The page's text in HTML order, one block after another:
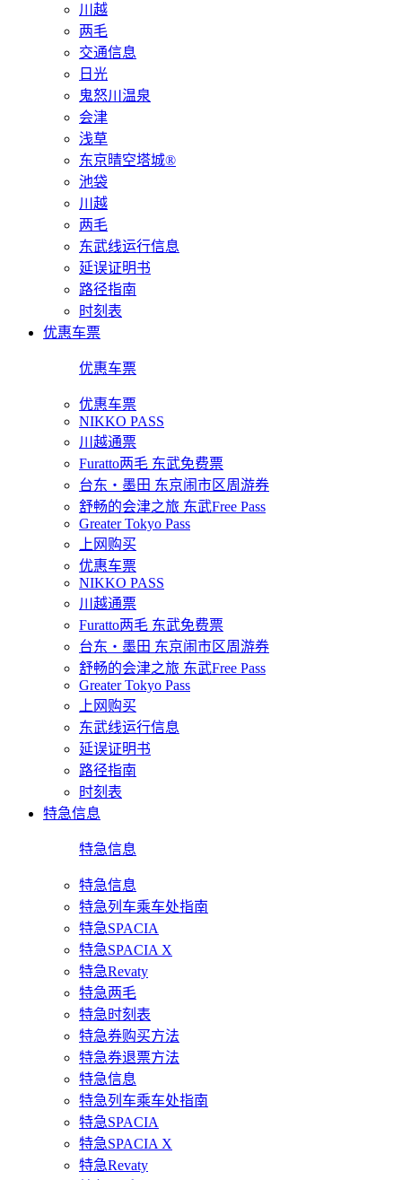
川越
两毛
交通信息
日光
鬼怒川温泉
会津
浅草
东京晴空塔城®
池袋
川越
两毛
东武线运行信息
延误证明书
路径指南
时刻表
优惠车票
优惠车票
优惠车票
NIKKO PASS
川越通票
Furatto两毛 东武免费票
台东・墨田 东京闹市区周游券
舒畅的会津之旅 东武Free Pass
Greater Tokyo Pass
上网购买
优惠车票
NIKKO PASS
川越通票
Furatto两毛 东武免费票
台东・墨田 东京闹市区周游券
舒畅的会津之旅 东武Free Pass
Greater Tokyo Pass
上网购买
东武线运行信息
延误证明书
路径指南
时刻表
特急信息
特急信息
特急信息
特急列车乘车处指南
特急SPACIA
特急SPACIA X
特急Revaty
特急两毛
特急时刻表
特急券购买方法
特急券退票方法
特急信息
特急列车乘车处指南
特急SPACIA
特急SPACIA X
特急Revaty